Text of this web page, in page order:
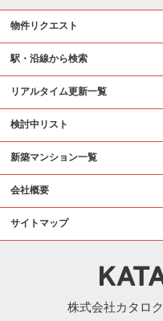
物件リクエスト
駅・沿線から検索
リアルタイム更新一覧
検討中リスト
新築マンション一覧
会社概要
サイトマップ
株式会社カタロク